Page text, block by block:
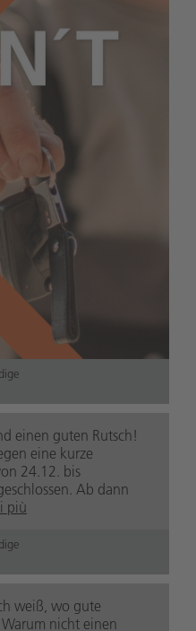
einen guten Rutsch!
eine kurze
24.12. bis
Ab dann
più
weiß, wo gute
nicht einen